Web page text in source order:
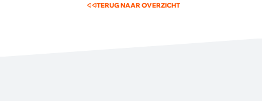
TERUG NAAR OVERZICHT